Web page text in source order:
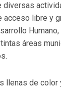
diversas
acceso libre y
áreas
llenas de